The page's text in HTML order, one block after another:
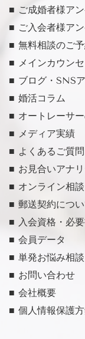
■ ご成婚者様アン
■ ご入会者様アン
■ 無料相談のご
■ メインカウン
■ ブログ・SNS
■ 婚活コラム
■ オートレーサ
■ メディア実績
■ よくあるご質問
■ お見合いアナ
■ オンライン相談
■ 郵送契約につ
■ 入会資格・必
■ 会員データ
■ 単発お悩み相談
■ お問い合わせ
■ 会社概要
■ 個人情報保護